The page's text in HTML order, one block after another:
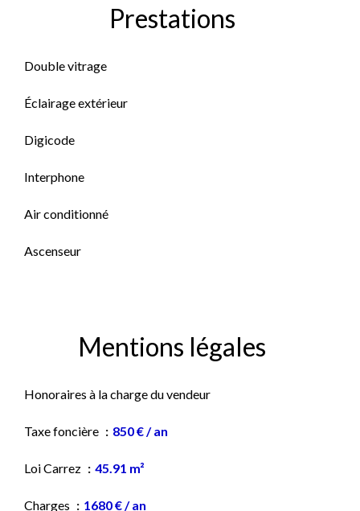
Prestations
Double vitrage
Éclairage extérieur
Digicode
Interphone
Air conditionné
Ascenseur
Mentions légales
Honoraires à la charge du vendeur
Taxe foncière 850 € / an
Loi Carrez 45.91 m²
Charges 1680 € / an